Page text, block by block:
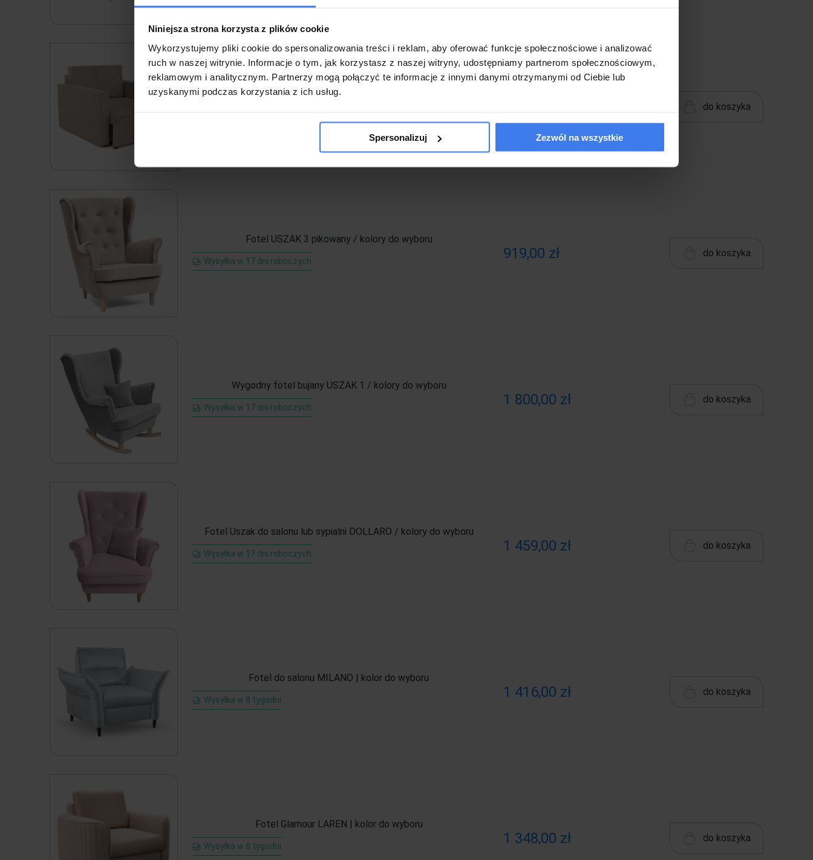
Niniejsza strona korzysta z plików cookie
Wykorzystujemy pliki cookie do spersonalizowania treści i reklam, aby oferować funkcje społecznościowe i analizować
ruch w naszej witrynie. Informacje o tym, jak korzystasz z naszej witryny, udostępniamy partnerom społecznościowym,
reklamowym i analitycznym. Partnerzy mogą połączyć te informacje z innymi danymi otrzymanymi od Ciebie lub
uzyskanymi podczas korzystania z ich usług.
Spersonalizuj Zezwól na wszystkie
Fotel z funkcją spania LOPEZ I | Poso 2
do koszyka
Fotel USZAK 3 pikowany / kolory do wyboru
Wysyłka w 17 dni roboczych 919,00 zł do koszyka
Wygodny fotel bujany USZAK 1 / kolory do wyboru
Wysyłka w 17 dni roboczych 1 800,00 zł do koszyka
Fotel Uszak do salonu lub sypialni DOLLARO / kolory do wyboru
Wysyłka w 17 dni roboczych 1 459,00 zł do koszyka
Fotel do salonu MILANO | kolor do wyboru
Wysyłka w 8 tygodni 1 416,00 zł do koszyka
Fotel Glamour LAREN | kolor do wyboru
Wysyłka w 8 tygodni 1 348,00 zł do koszyka